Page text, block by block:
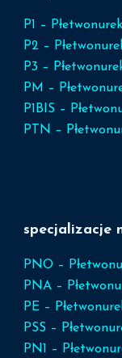
P1 –
P2 –
P3 –
PM –
P1BIS –
PTN –
specjalizacje
PNO –
PNA –
PE –
PSS –
PN1 –